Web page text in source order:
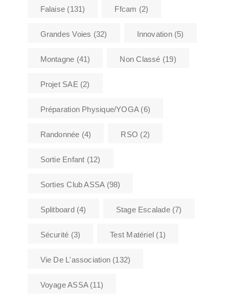
Falaise (131) Ffcam (2)
Grandes Voies (32) Innovation(5)
Montagne (41) Non Classé (19)
Projet SAE(2)
Préparation Physique/YOGA(6)
Randonnée (4) RSO (2)
Sortie Enfant (12)
Sorties Club ASSA(98)
Splitboard (4) Stage Escalade(7)
Sécurité (3) Test Matériel (1)
Vie De L'association (132)
Voyage ASSA(11)